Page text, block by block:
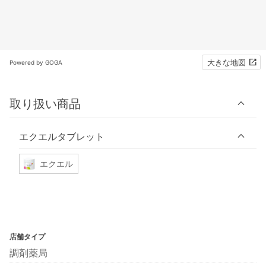
Powered by GOGA 大きな地図
取り扱い商品
エクエルタブレット
エクエル
店舗タイプ
調剤薬局